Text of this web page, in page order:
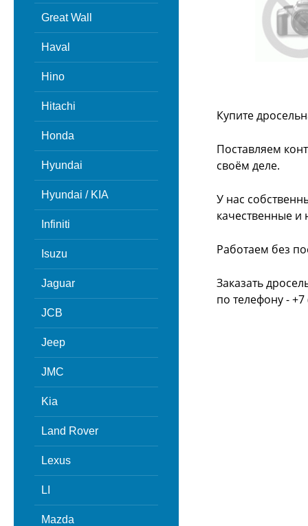
Great Wall
Haval
Hino
Hitachi
Honda
Hyundai
Hyundai / KIA
Infiniti
Isuzu
Jaguar
JCB
Jeep
JMC
Kia
Land Rover
Lexus
LI
Mazda
Купите
Поставляем
своём деле.
У нас
качественные и
Работаем без
Заказать
по телефону -